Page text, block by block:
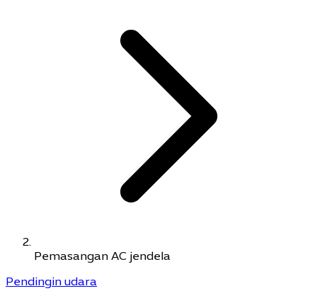
Pemasangan AC jendela
Pendingin udara